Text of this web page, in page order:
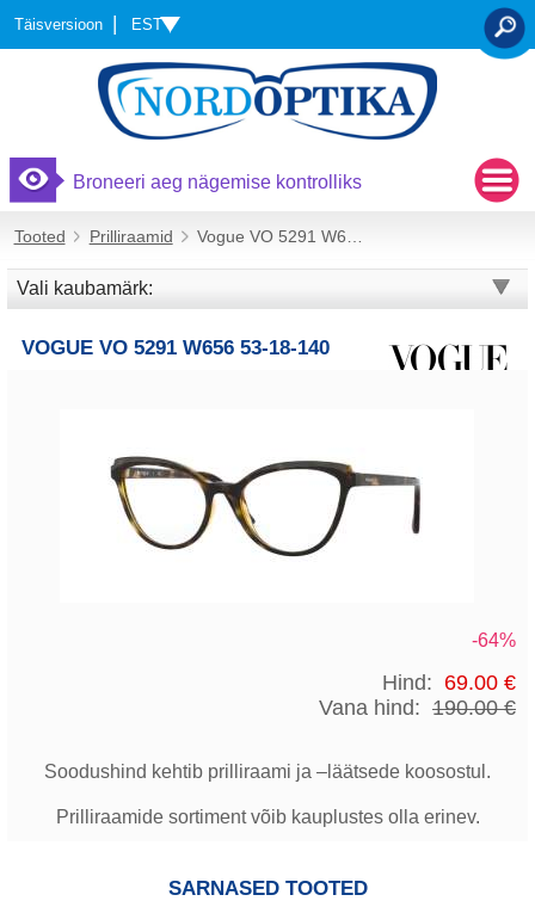
Täisversioon EST
Broneeri aeg nägemise kontrolliks
Tooted Prilliraamid Vogue VO 5291 W656 53-18-140
Vali kaubamärk:
VOGUE VO 5291 W656 53-18-140
-64%
Hind: 69.00 €
Vana hind:190.00 €
Soodushind kehtib prilliraami ja –läätsede koosostul.
Prilliraamide sortiment võib kauplustes olla erinev.
SARNASED TOOTED